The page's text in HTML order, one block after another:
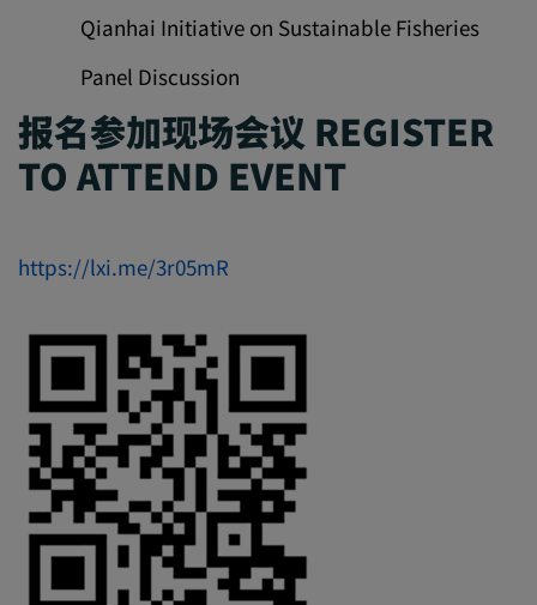
Qianhai Initiative on Sustainable Fisheries
Panel Discussion
报名参加现场会议 REGISTER
TO ATTEND EVENT
https://lxi.me/3r05mR